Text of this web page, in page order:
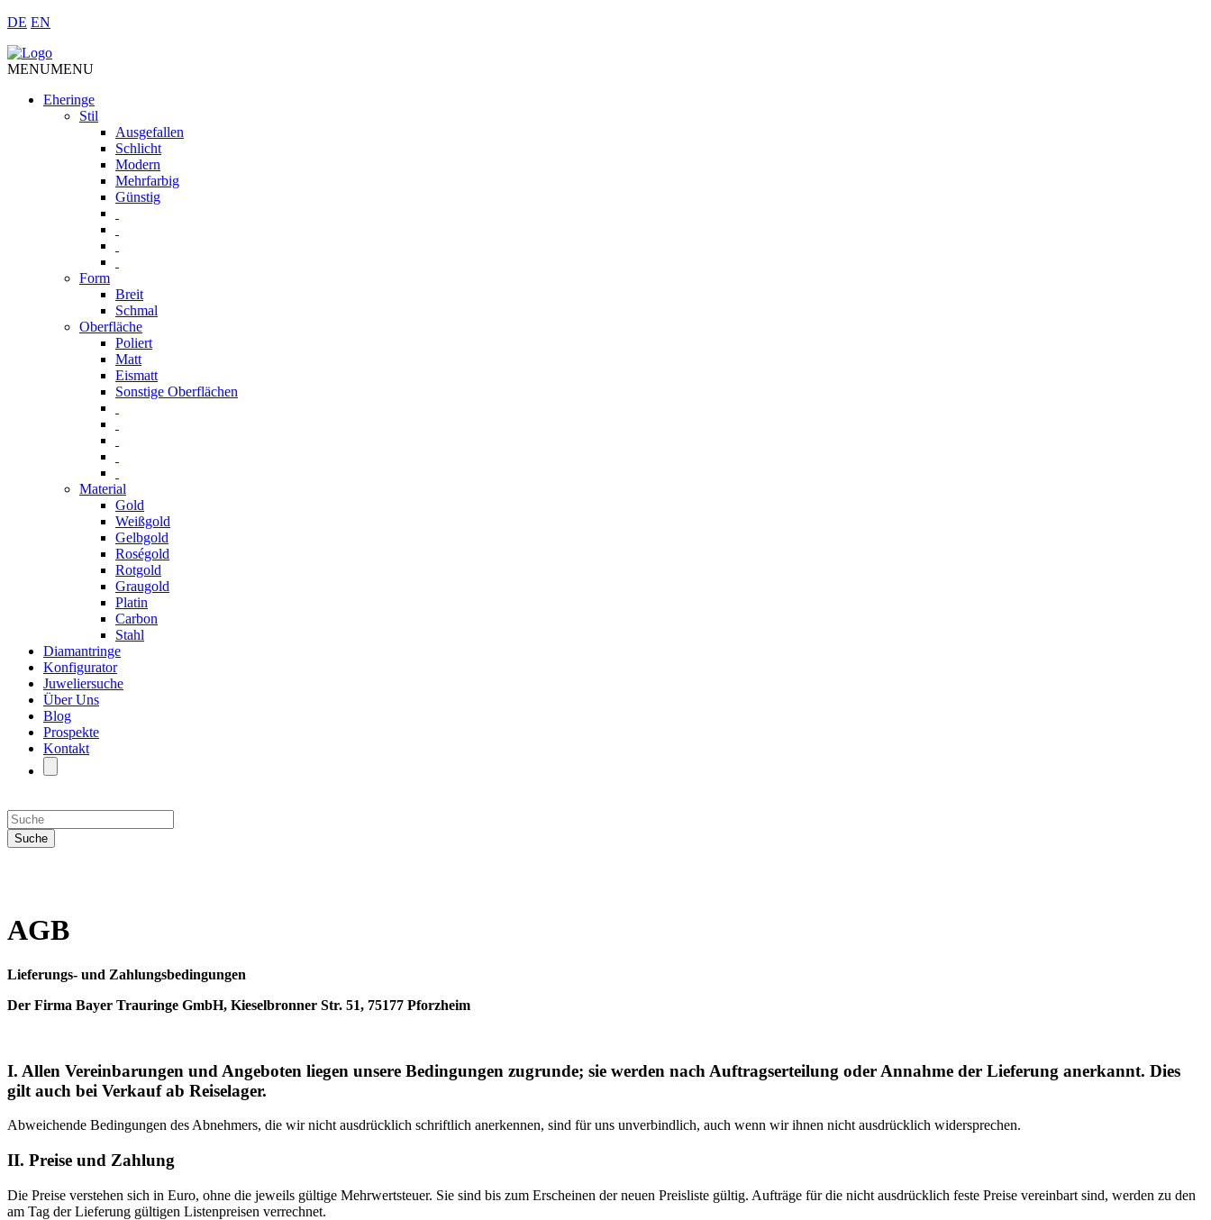
DE EN
MENUMENU
Eheringe
Stil
Ausgefallen
Schlicht
Modern
Mehrfarbig
Günstig
Form
Breit
Schmal
Oberfläche
Poliert
Matt
Eismatt
Sonstige Oberflächen
Material
Gold
Weißgold
Gelbgold
Roségold
Rotgold
Graugold
Platin
Carbon
Stahl
Diamantringe
Konfigurator
Juweliersuche
Über Uns
Blog
Prospekte
Kontakt
AGB
Lieferungs- und Zahlungsbedingungen
Der Firma Bayer Trauringe GmbH, Kieselbronner Str. 51, 75177 Pforzheim
I. Allen Vereinbarungen und Angeboten liegen unsere Bedingungen zugrunde; sie werden nach Auftragserteilung oder Annahme der Lieferung anerkannt. Dies
gilt auch bei Verkauf ab Reiselager.
Abweichende Bedingungen des Abnehmers, die wir nicht ausdrücklich schriftlich anerkennen, sind für uns unverbindlich, auch wenn wir ihnen nicht ausdrücklich widersprechen.
II. Preise und Zahlung
Die Preise verstehen sich in Euro, ohne die jeweils gültige Mehrwertsteuer. Sie sind bis zum Erscheinen der neuen Preisliste gültig. Aufträge für die nicht ausdrücklich feste Preise vereinbart sind, werden zu den
am Tag der Lieferung gültigen Listenpreisen verrechnet.